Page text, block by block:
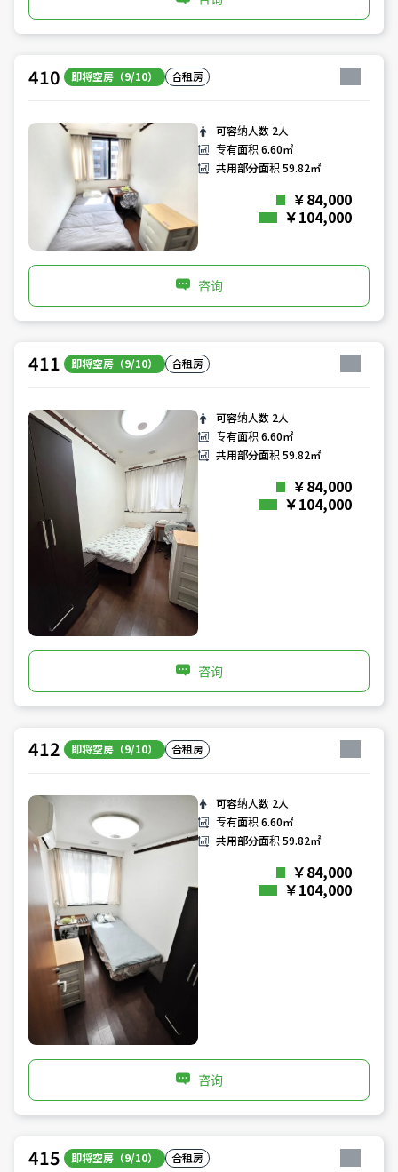
410 即将空房（9/10） 合租房
可容纳人数 2人
专有面积6.60㎡
共用部分面积59.82㎡
￥84,000
￥104,000
咨询
411 即将空房（9/10） 合租房
可容纳人数 2人
专有面积6.60㎡
共用部分面积59.82㎡
￥84,000
￥104,000
咨询
412 即将空房（9/10） 合租房
可容纳人数 2人
专有面积6.60㎡
共用部分面积59.82㎡
￥84,000
￥104,000
咨询
415 即将空房（9/10） 合租房